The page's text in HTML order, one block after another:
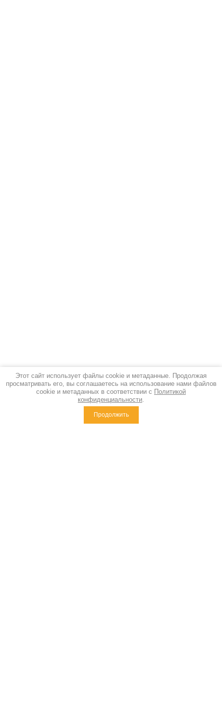
Этот сайт использует файлы cookie и метаданные. Продолжая
просматривать его, вы соглашаетесь на использование нами файлов
cookie и метаданных в соответствии с Политикой
конфиденциальности.
Продолжить